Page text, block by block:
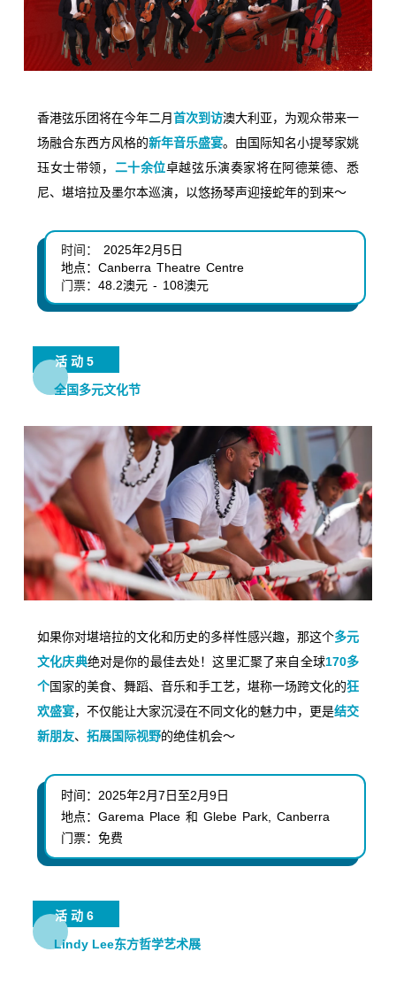
香港弦乐团将在今年二月首次到访澳大利亚，为观众带来一
场融合东西方风格的新年音乐盛宴。由国际知名小提琴家姚
珏女士带领， 二十余位卓越弦乐演奏家将在阿德莱德、悉
尼、堪培拉及墨尔本巡演，以悠扬琴声迎接蛇年的到来～
时间：
2025年2月5日
地点： Canberra Theatre Centre
门票： 48.2澳元 - 108澳元
活动5
全国多元文化节
如果你对堪培拉的文化和历史的多样性感兴趣，那这个多元
文化庆典绝对是你的最佳去处！这里汇聚了来自全球170多
个国家的美食、舞蹈、音乐和手工艺，堪称一场跨文化的狂
欢盛宴，不仅能让大家沉浸在不同文化的魅力中，更是结交
新朋友、 拓展国际视野的绝佳机会～
时间： 2025年2月7日至2月9日
地点： Garema Place 和 Glebe Park, Canberra
门票：免费
活动6
Lindy Lee东方哲学艺术展